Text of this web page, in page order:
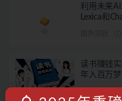
利用未来Ai
Lexica和
读书赚钱
年入百万